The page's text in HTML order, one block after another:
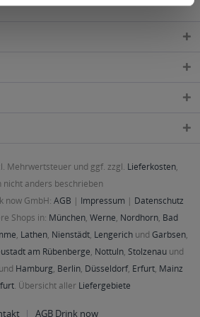
Mehrwertsteuer und ggf. zzgl. Lieferkosten,
nicht anders beschrieben
now GmbH: AGB | Impressum | Datenschutz
Shops in: München, Werne, Nordhorn, Bad
, Lathen, Nienstädt, Lengerichund Garbsen,
am Rübenberge, Nottuln, Stolzenau und
und Hamburg, Berlin, Düsseldorf, Erfurt, Mainz
. Übersicht aller Liefergebiete
AGB Drink now